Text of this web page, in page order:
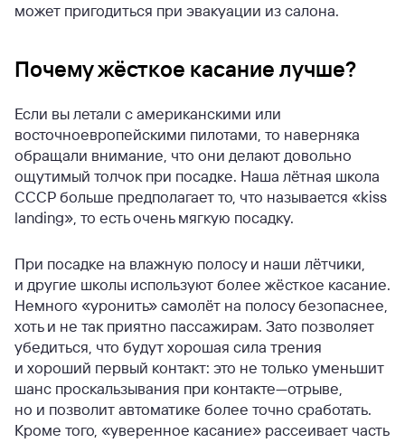
может пригодиться при эвакуации из салона.
Почему жёсткое касание лучше?
Если вы летали с американскими или
восточноевропейскими пилотами, то наверняка
обращали внимание, что они делают довольно
ощутимый толчок при посадке. Наша лётная школа
СССР больше предполагает то, что называется «kiss
landing», то есть очень мягкую посадку.
При посадке на влажную полосу и наши лётчики,
и другие школы используют более жёсткое касание.
Немного «уронить» самолёт на полосу безопаснее,
хоть и не так приятно пассажирам. Зато позволяет
убедиться, что будут хорошая сила трения
и хороший первый контакт: это не только уменьшит
шанс проскальзывания при контакте—отрыве,
но и позволит автоматике более точно сработать.
Кроме того, «уверенное касание» рассеивает часть